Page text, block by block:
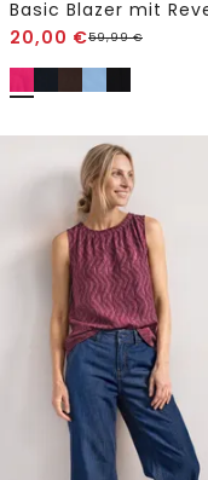
20,00 €59,99€